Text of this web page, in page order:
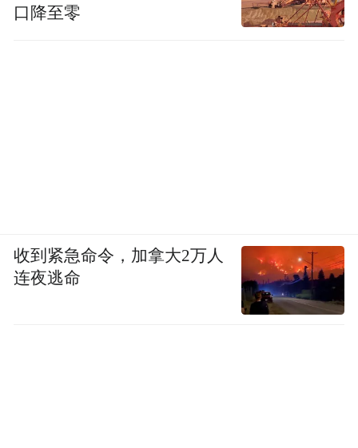
口降至零
收到紧急命令，加拿大2万人
连夜逃命